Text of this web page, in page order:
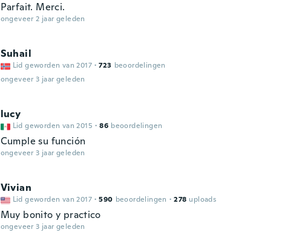
Parfait. Merci.
ongeveer 2 jaar geleden
Suhail
Lid geworden van 2017 · 723 beoordelingen
ongeveer 3 jaar geleden
lucy
Lid geworden van 2015 · 86 beoordelingen
Cumple su función
ongeveer 3 jaar geleden
Vivian
Lid geworden van 2017 · 590 beoordelingen · 278 uploads
Muy bonito y practico
ongeveer 3 jaar geleden